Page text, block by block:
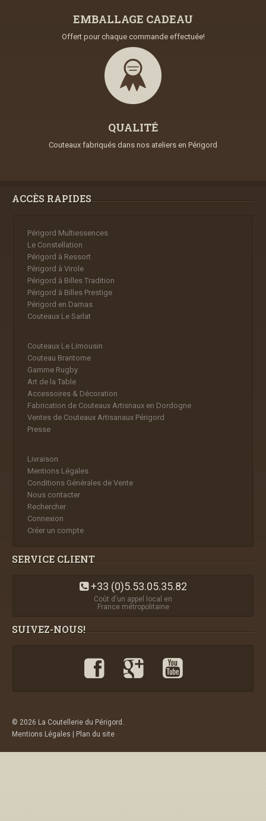
EMBALLAGE CADEAU
Offert pour chaque commande effectuée!
QUALITÉ
Couteaux fabriqués dans nos ateliers en Périgord
ACCÈS RAPIDES
Périgord Multiessences
Le Constellation
Périgord à Ressort
Périgord à Virole
Périgord à Billes Tradition
Périgord à Billes Prestige
Périgord en Damas
Couteaux Le Sarlat
Couteaux Le Limousin
Couteau Brantome
Gamme Rugby
Art de la Table
Accessoires & Décoration
Fabrication de Couteaux Artisnaux en Dordogne
Ventes de Couteaux Artisanaux Périgord
Presse
Livraison
Mentions Légales
Conditions Générales de Vente
Nous contacter
Rechercher
Connexion
Créer un compte
SERVICE CLIENT
+33 (0)5.53.05.35.82
Coût d'un appel local en
France métropolitaine
SUIVEZ-NOUS!
© 2026 La Coutellerie du Périgord.
Mentions Légales
Plan du site